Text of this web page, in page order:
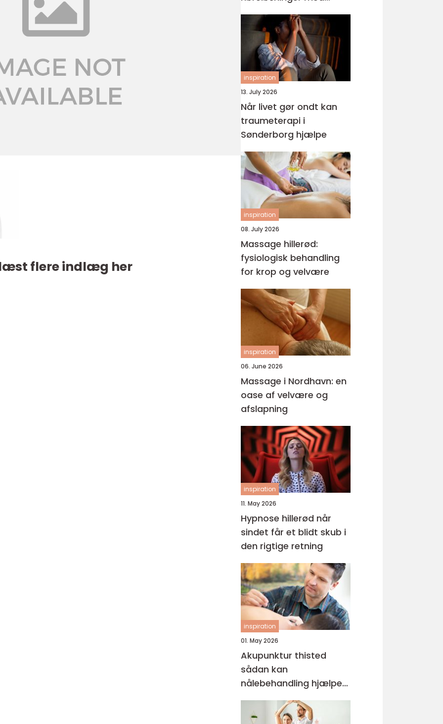
flere indlæg her
fokus på hverdagen
inspiration
13. July 2026
Når livet gør ondt kan
traumeterapi i
Sønderborg hjælpe
inspiration
08. July 2026
Massage hillerød:
fysiologisk behandling
for krop og velvære
inspiration
06. June 2026
Massage i Nordhavn: en
oase af velvære og
afslapning
inspiration
11. May 2026
Hypnose hillerød når
sindet får et blidt skub i
den rigtige retning
inspiration
01. May 2026
Akupunktur thisted
sådan kan
nålebehandling hjælpe
krop og sind